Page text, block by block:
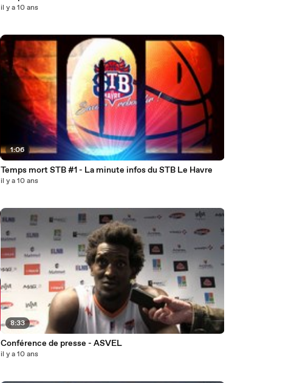
il y a 10 ans
1:06
Temps mort STB #1 - La minute infos du STB Le Havre
il y a 10 ans
8:33
Conférence de presse - ASVEL
il y a 10 ans